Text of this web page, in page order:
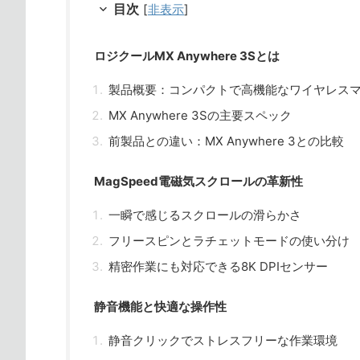
目次 [非表示]
ロジクールMX Anywhere 3Sとは
製品概要：コンパクトで高機能なワイヤレス
MX Anywhere 3Sの主要スペック
前製品との違い：MX Anywhere 3との比較
MagSpeed電磁気スクロールの革新性
一瞬で感じるスクロールの滑らかさ
フリースピンとラチェットモードの使い分け
精密作業にも対応できる8K DPIセンサー
静音機能と快適な操作性
静音クリックでストレスフリーな作業環境